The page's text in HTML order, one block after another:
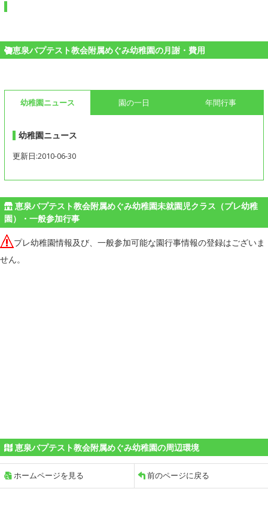
恵泉バプテスト教会附属めぐみ幼稚園の月謝・費用
幼稚園ニュース 園の一日 年間行事
幼稚園ニュース
更新日:2010-06-30
恵泉バプテスト教会附属めぐみ幼稚園未就園児クラス（プレ幼稚
園）・一般参加行事
プレ幼稚園情報及び、一般参加可能な園行事情報の登録はございま
せん。
恵泉バプテスト教会附属めぐみ幼稚園の周辺環境
ホームページを見る 前のページに戻る